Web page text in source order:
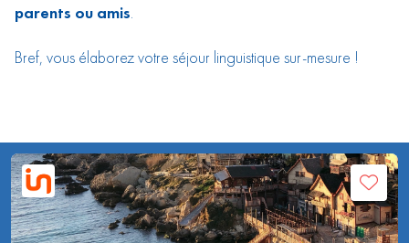
parents ou amis
Bref, vous élaborez votre séjour linguistique sur-mesure !